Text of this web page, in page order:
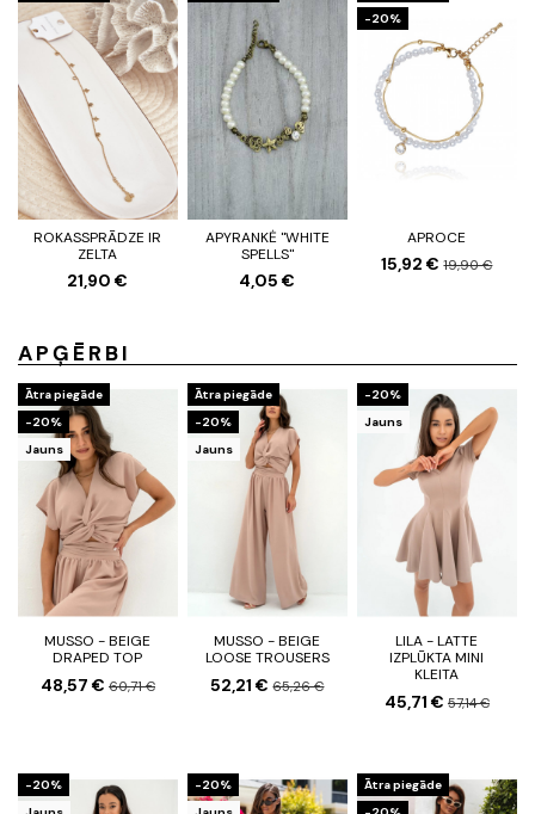
ROKASSPRĀDZE IR
ZELTA
21,90 €
APYRANKĖ "WHITE
SPELLS"
4,05 €
-20%
APROCE
15,92 €19,90 €
APĢĒRBI
Ātra piegāde
-20%
Jauns
MUSSO - BEIGE
DRAPED TOP
48,57 € 60,71 €
Ātra piegāde
-20%
Jauns
MUSSO - BEIGE
LOOSE TROUSERS
52,21 €65,26 €
-20%
Jauns
LILA - LATTE
IZPLŪKTA MINI
KLEITA
45,71 € 57,14 €
-20%
-20%
Ātra piegāde